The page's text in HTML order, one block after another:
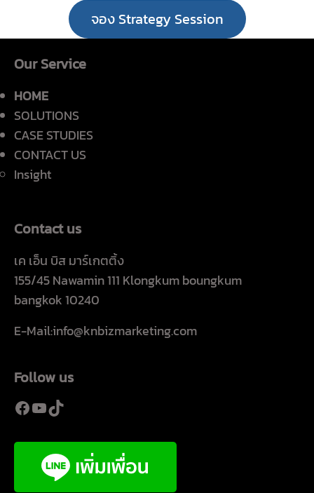
จอง Strategy Session
Our Service
HOME
SOLUTIONS
CASE STUDIES
CONTACT US
Insight
Contact us
เค เอ็น บิส มาร์เกตติ้ง
155/45 Nawamin 111 Klongkum boungkum
bangkok 10240
E-Mail:info@knbizmarketing.com
Follow us
Facebook
YouTube
TikTok